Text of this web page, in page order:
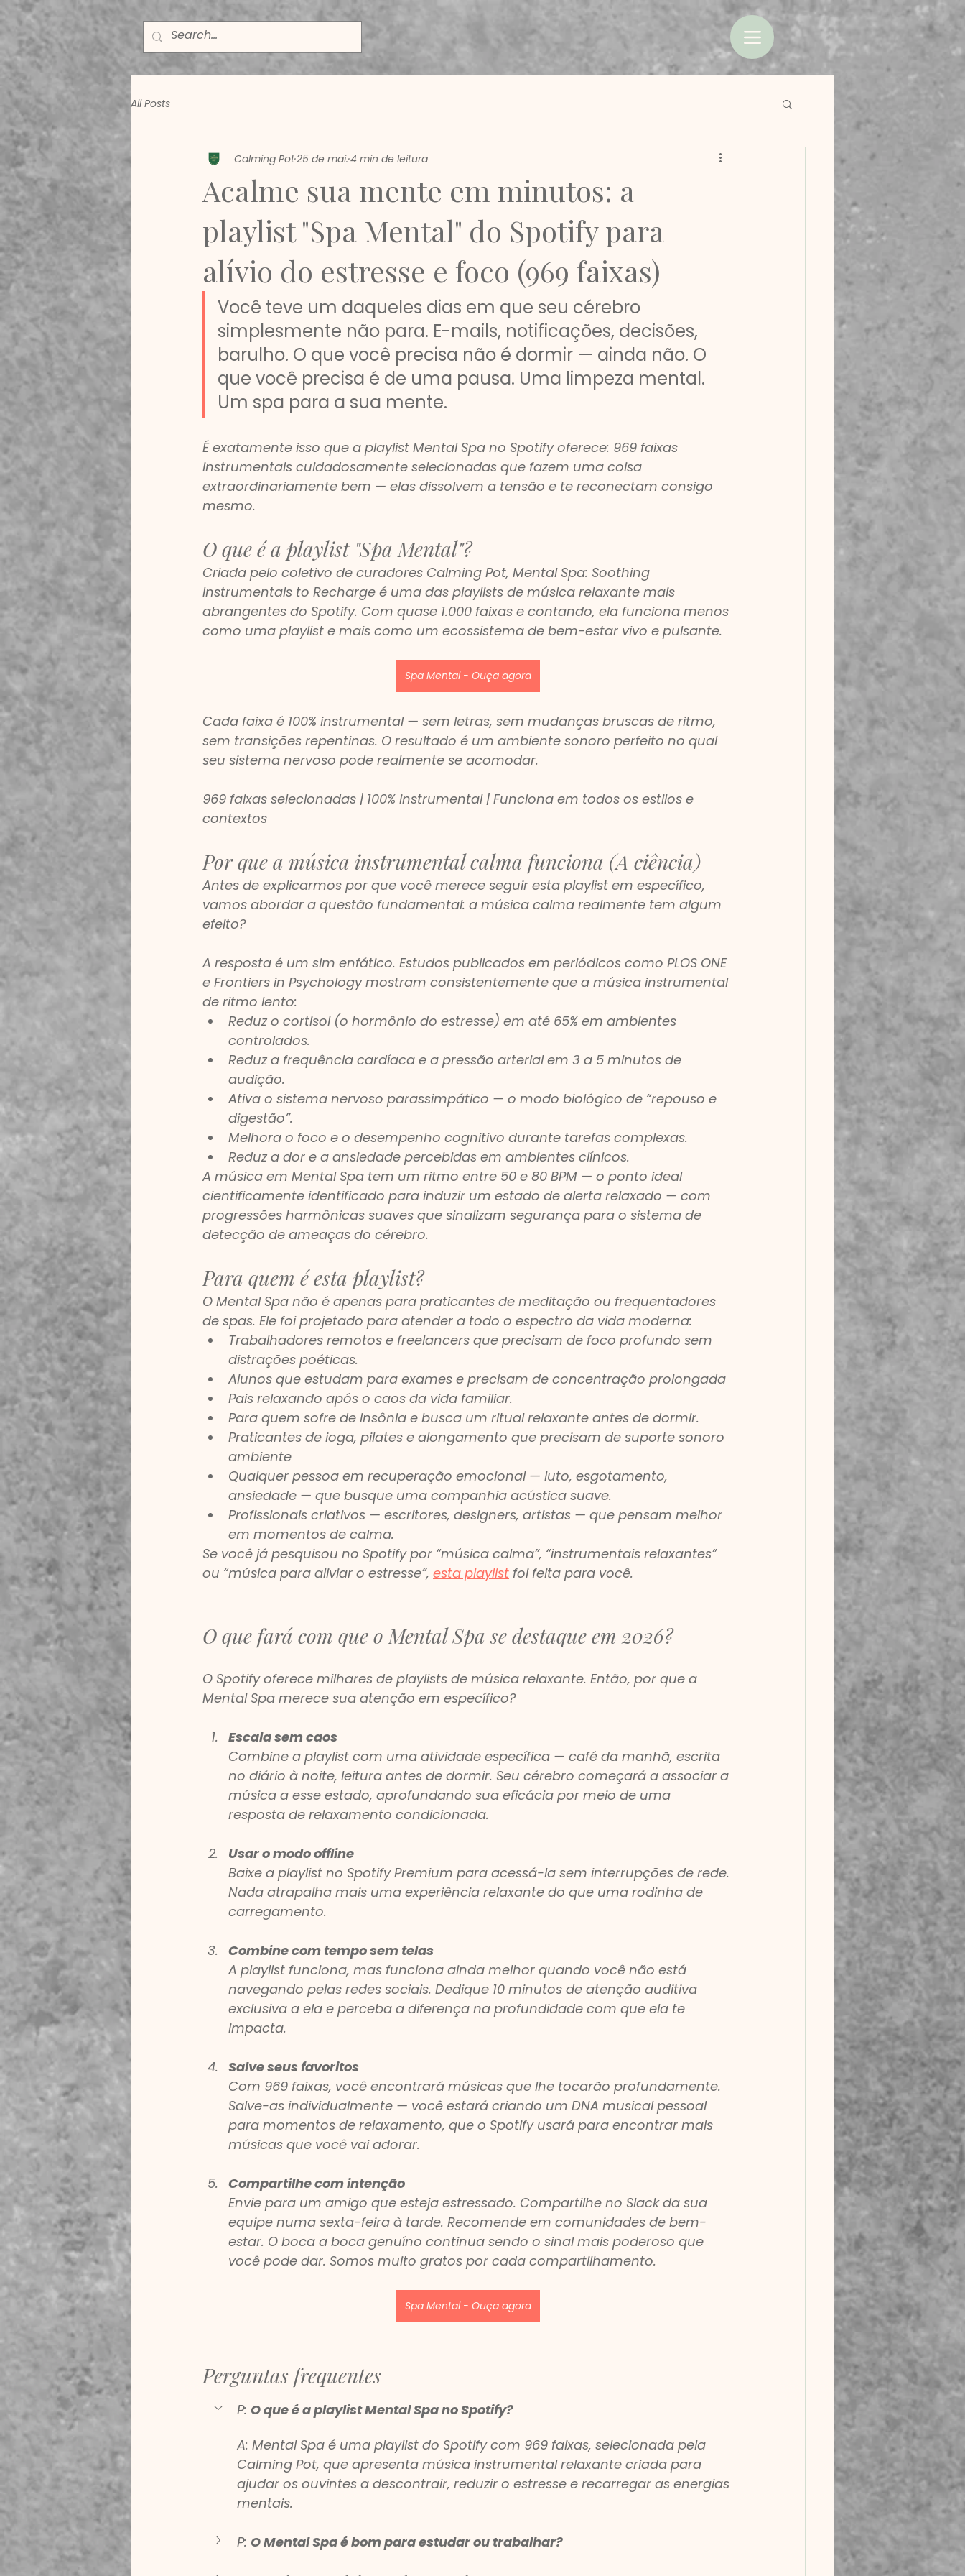
All Posts
Acalme sua mente em minutos: a
playlist "Spa Mental" do Spotify para
alívio do estresse e foco (969 faixas)
Calming Pot25 de mai. 4 min de leitura
Você teve um daqueles dias em que seu cérebro
simplesmente não para. E-mails, notificações, decisões,
barulho. O que você precisa não é dormir — ainda não. O
que você precisa é de uma pausa. Uma limpeza mental.
Um spa para a sua mente.
É exatamente isso que a playlist Mental Spa no Spotify oferece: 969 faixas
instrumentais cuidadosamente selecionadas que fazem uma coisa
extraordinariamente bem — elas dissolvem a tensão e te reconectam consigo
mesmo.
O que é a playlist "Spa Mental"?
Criada pelo coletivo de curadores Calming Pot, Mental Spa: Soothing
Instrumentals to Recharge é uma das playlists de música relaxante mais
abrangentes do Spotify. Com quase 1.000 faixas e contando, ela funciona menos
como uma playlist e mais como um ecossistema de bem-estar vivo e pulsante.
Spa Mental - Ouça agora
Cada faixa é 100% instrumental — sem letras, sem mudanças bruscas de ritmo,
sem transições repentinas. O resultado é um ambiente sonoro perfeito no qual
seu sistema nervoso pode realmente se acomodar.
969 faixas selecionadas | 100% instrumental | Funciona em todos os estilos e
contextos
Por que a música instrumental calma funciona (A ciência)
Antes de explicarmos por que você merece seguir esta playlist em específico,
vamos abordar a questão fundamental: a música calma realmente tem algum
efeito?
A resposta é um sim enfático. Estudos publicados em periódicos como PLOS ONE
e Frontiers in Psychology mostram consistentemente que a música instrumental
de ritmo lento:
Reduz o cortisol (o hormônio do estresse) em até 65% em ambientes
controlados.
Reduz a frequência cardíaca e a pressão arterial em 3 a 5 minutos de
audição.
Ativa o sistema nervoso parassimpático — o modo biológico de “repouso e
digestão”.
Melhora o foco e o desempenho cognitivo durante tarefas complexas.
Reduz a dor e a ansiedade percebidas em ambientes clínicos.
A música em Mental Spa tem um ritmo entre 50 e 80 BPM — o ponto ideal
cientificamente identificado para induzir um estado de alerta relaxado — com
progressões harmônicas suaves que sinalizam segurança para o sistema de
detecção de ameaças do cérebro.
Para quem é esta playlist?
O Mental Spa não é apenas para praticantes de meditação ou frequentadores
de spas. Ele foi projetado para atender a todo o espectro da vida moderna:
Trabalhadores remotos e freelancers que precisam de foco profundo sem
distrações poéticas.
Alunos que estudam para exames e precisam de concentração prolongada
Pais relaxando após o caos da vida familiar.
Para quem sofre de insônia e busca um ritual relaxante antes de dormir.
Praticantes de ioga, pilates e alongamento que precisam de suporte sonoro
ambiente
Qualquer pessoa em recuperação emocional — luto, esgotamento,
ansiedade — que busque uma companhia acústica suave.
Profissionais criativos — escritores, designers, artistas — que pensam melhor
em momentos de calma.
Se você já pesquisou no Spotify por “música calma”, “instrumentais relaxantes”
ou “música para aliviar o estresse”, esta playlist foi feita para você.
O que fará com que o Mental Spa se destaque em 2026?
O Spotify oferece milhares de playlists de música relaxante. Então, por que a
Mental Spa merece sua atenção em específico?
Escala sem caos
Combine a playlist com uma atividade específica — café da manhã, escrita
no diário à noite, leitura antes de dormir. Seu cérebro começará a associar a
música a esse estado, aprofundando sua eficácia por meio de uma
resposta de relaxamento condicionada.
Usar o modo offline
Baixe a playlist no Spotify Premium para acessá-la sem interrupções de rede.
Nada atrapalha mais uma experiência relaxante do que uma rodinha de
carregamento.
Combine com tempo sem telas
A playlist funciona, mas funciona ainda melhor quando você não está
navegando pelas redes sociais. Dedique 10 minutos de atenção auditiva
exclusiva a ela e perceba a diferença na profundidade com que ela te
impacta.
Salve seus favoritos
Com 969 faixas, você encontrará músicas que lhe tocarão profundamente.
Salve-as individualmente — você estará criando um DNA musical pessoal
para momentos de relaxamento, que o Spotify usará para encontrar mais
músicas que você vai adorar.
Compartilhe com intenção
Envie para um amigo que esteja estressado. Compartilhe no Slack da sua
equipe numa sexta-feira à tarde. Recomende em comunidades de bem-
estar. O boca a boca genuíno continua sendo o sinal mais poderoso que
você pode dar. Somos muito gratos por cada compartilhamento.
Spa Mental - Ouça agora
Perguntas frequentes
P: O que é a playlist Mental Spa no Spotify?
A: Mental Spa é uma playlist do Spotify com 969 faixas, selecionada pela
Calming Pot, que apresenta música instrumental relaxante criada para
ajudar os ouvintes a descontrair, reduzir o estresse e recarregar as energias
mentais.
P: O Mental Spa é bom para estudar ou trabalhar?